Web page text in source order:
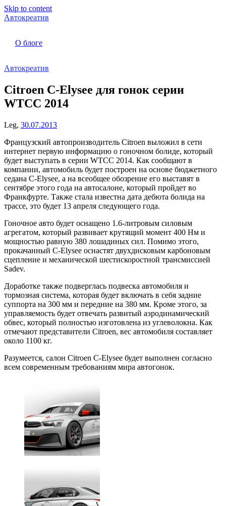
Skip to content
Автокреатив
О блоге
Автокреатив
Citroen C-Elysee для гонок серии
WTCC 2014
Leg, 30.07.2013
Французский автопроизводитель Citroen выложил в сети
интернет первую информацию о гоночном болиде, который
будет выступать в серии WTCC 2014. Как сообщают в
компании, автомобиль будет построен на основе бюджетного
седана C-Elysee, а на всеобщее обозрение его выставят в
сентябре этого года на автосалоне, который пройдет во
Франкфурте. Также стала известна дата дебюта болида на
трассе, это будет 13 апреля следующего года.
Гоночное авто будет оснащено 1.6-литровым силовым
агрегатом, который развивает крутящий момент 400 Нм и
мощностью равную 380 лошадиных сил. Помимо этого,
прокачанный C-Elysee оснастят двухдисковым карбоновым
сцепление и механической шестискоростной трансмиссией
Sadev.
Доработке также подверглась подвеска автомобиля и
тормозная система, которая будет включать в себя задние
суппорта на 300 мм и передние на 380 мм. Кроме этого, за
управляемость будет отвечать развитый аэродинамический
обвес, который полностью изготовлена из углеволокна. Как
отмечают представители Citroen, вес автомобиля составляет
около 1100 кг.
Разумеется, салон Citroen C-Elysee будет выполнен согласно
всем современным требованиям мира автогонок.